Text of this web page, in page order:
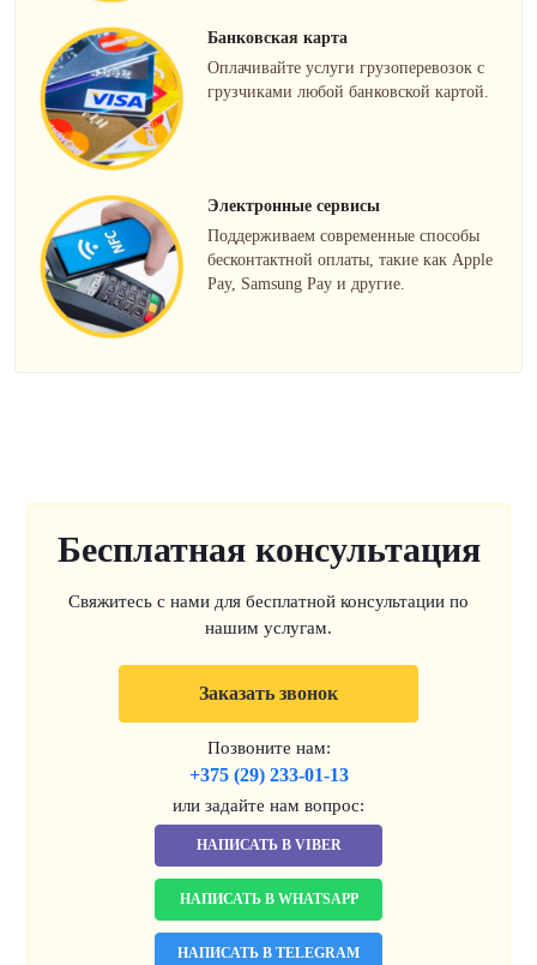
Банковская карта
Оплачивайте услуги грузоперевозок с
грузчиками любой банковской картой.
Электронные сервисы
Поддерживаем современные способы
бесконтактной оплаты, такие как Apple
Pay, Samsung Pay и другие.
Бесплатная консультация
Свяжитесь с нами для бесплатной консультации по
нашим услугам.
Заказать звонок
Позвоните нам:
+375 (29) 233-01-13
или задайте нам вопрос:
НАПИСАТЬ В VIBER
НАПИСАТЬ В WHATSAPP
НАПИСАТЬ В TELEGRAM